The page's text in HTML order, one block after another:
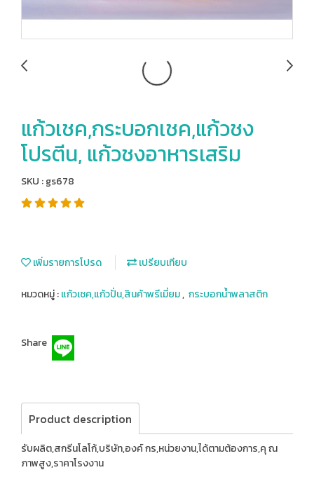
แก้วเชค,กระบอกเชค,แก้วชง
โปรตีน, แก้วชงอาหารเสริม
SKU : gs678
เพิ่มรายการโปรด เปรียบเทียบ
หมวดหมู่ :แก้วเชค,แก้วปั่น,สินค้าพรีเมี่ยม, กระบอกน้ำพลาสติก
Share
Product description
รับผลิต,สกรีนโลโก้,บริษัท,องค์ กร,หน่วยงาน,ได้ตามต้องการ,คุ ณ
ภาพสูง,ราคาโรงงาน